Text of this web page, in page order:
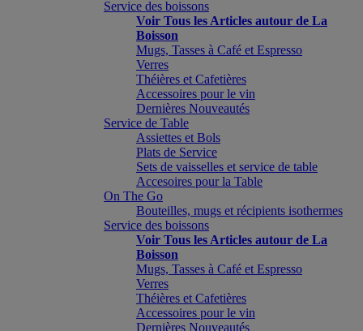
Service des boissons
Voir Tous les Articles autour de La
Boisson
Mugs, Tasses à Café et Espresso
Verres
Théières et Cafetières
Accessoires pour le vin
Dernières Nouveautés
Service de Table
Assiettes et Bols
Plats de Service
Sets de vaisselles et service de table
Accesoires pour la Table
On The Go
Bouteilles, mugs et récipients isothermes
Service des boissons
Voir Tous les Articles autour de La
Boisson
Mugs, Tasses à Café et Espresso
Verres
Théières et Cafetières
Accessoires pour le vin
Dernières Nouveautés